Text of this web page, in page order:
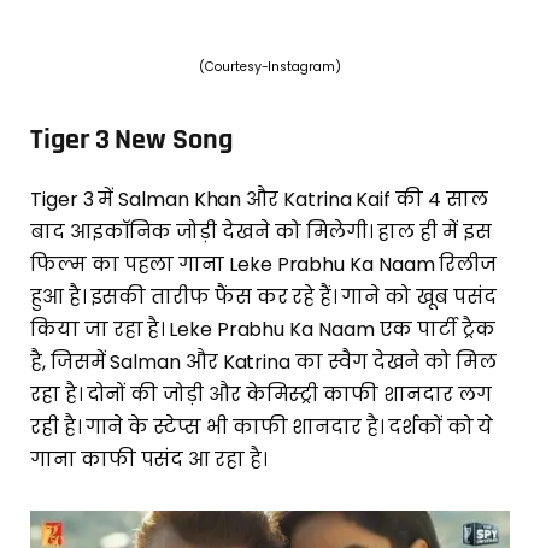
(Courtesy-Instagram)
Tiger 3 New Song
Tiger 3 में Salman Khan और Katrina Kaif की 4 साल
बाद आइकॉनिक जोड़ी देखने को मिलेगी। हाल ही में इस
फिल्म का पहला गाना Leke Prabhu Ka Naam रिलीज
हुआ है। इसकी तारीफ फैंस कर रहे हैं। गाने को खूब पसंद
किया जा रहा है। Leke Prabhu Ka Naam एक पार्टी ट्रैक
है, जिसमें Salman और Katrina का स्वैग देखने को मिल
रहा है। दोनों की जोड़ी और केमिस्ट्री काफी शानदार लग
रही है। गाने के स्टेप्स भी काफी शानदार है। दर्शकों को ये
गाना काफी पसंद आ रहा है।